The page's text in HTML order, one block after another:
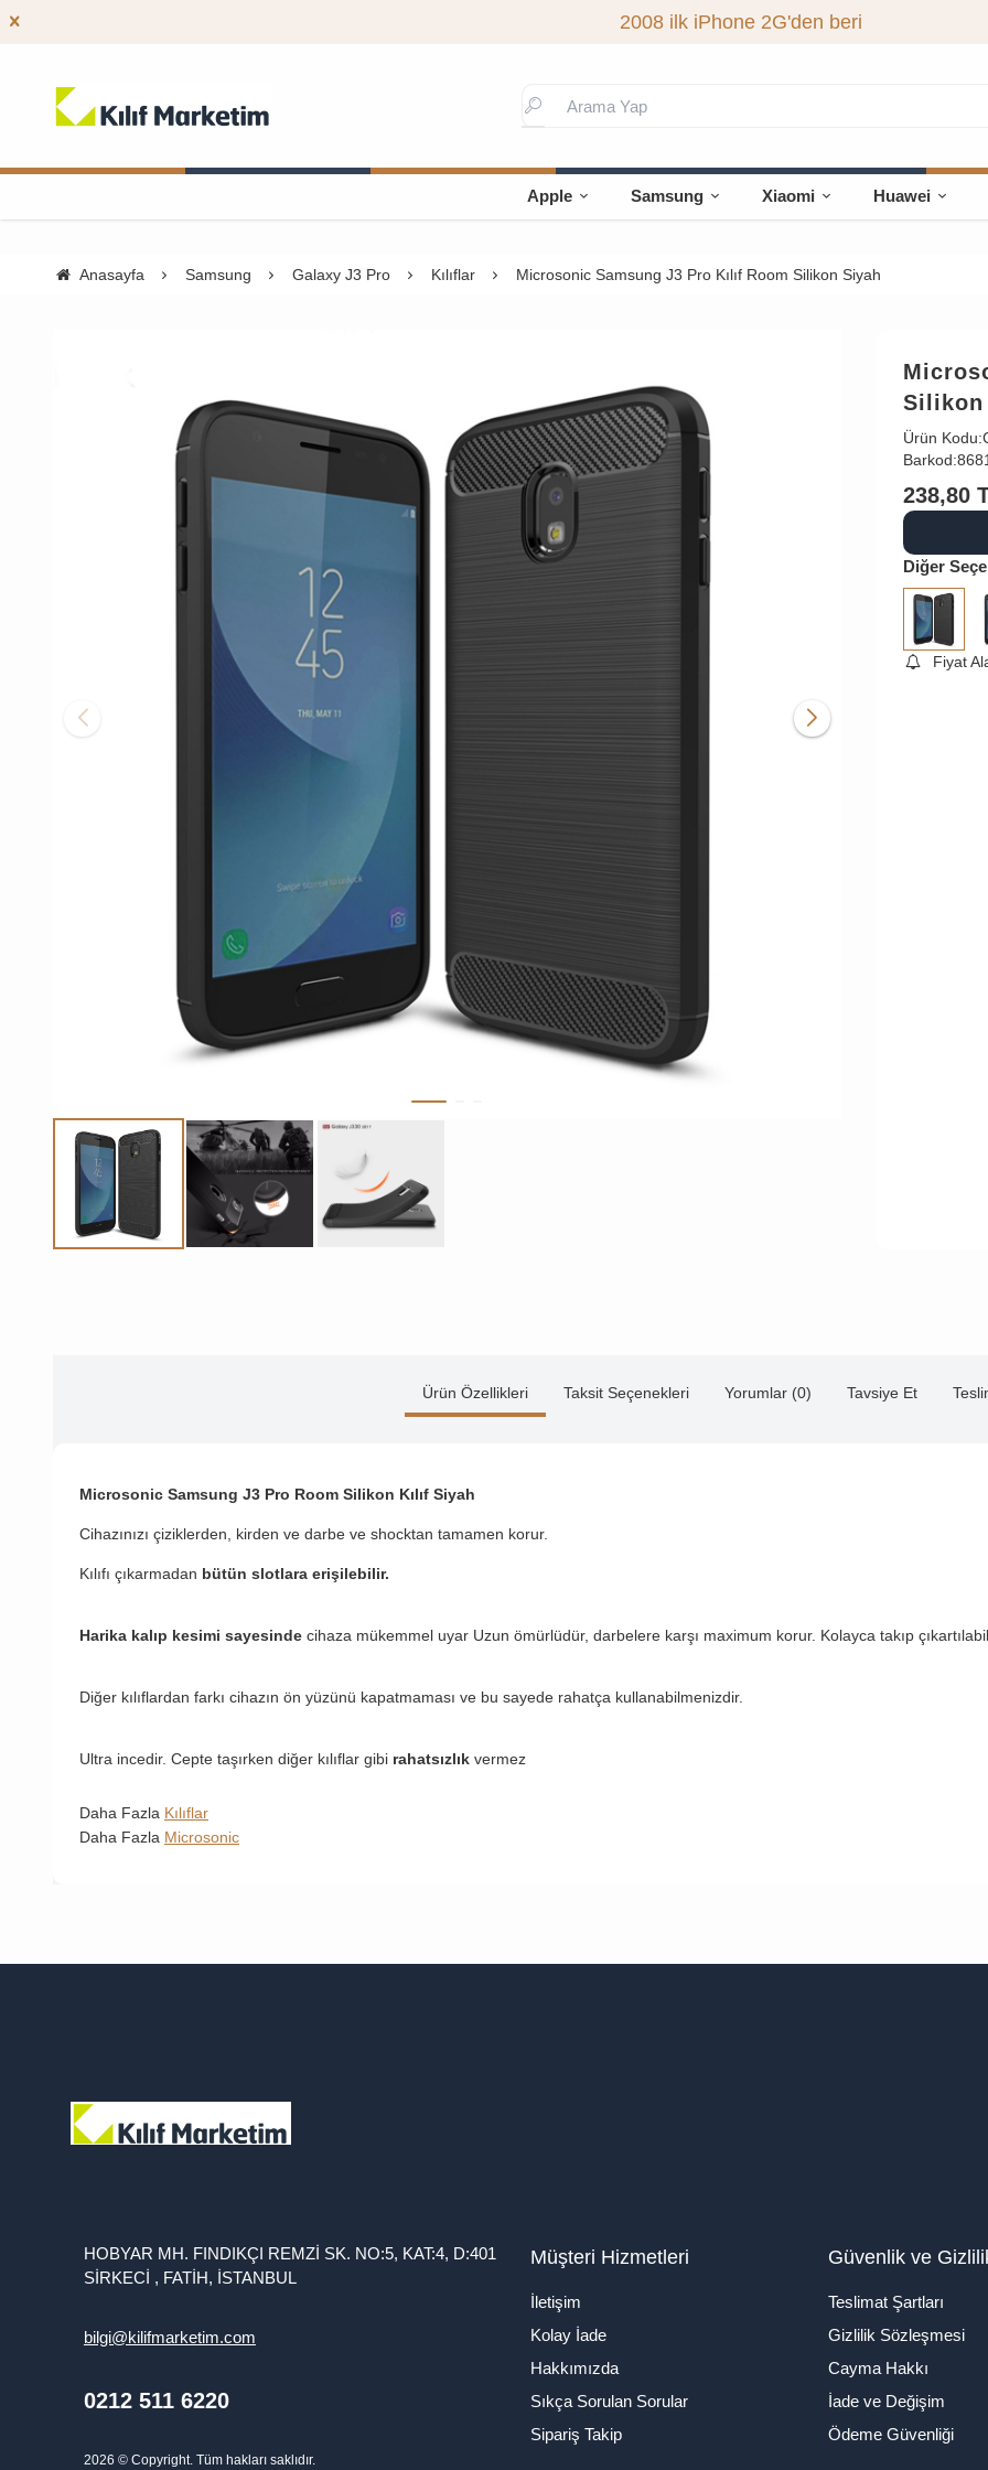
2008 ilk iPhone 2G'den beri
Apple Samsung Xiaomi Huawei
Anasayfa Samsung Galaxy J3 Pro Kılıflar Microsonic Samsung J3 Pro Kılıf Room Silikon Siyah
Silikon
Ürün Kodu:
Barkod:
238,80
Diğer
Fiyat
Ürün Özellikleri Taksit Seçenekleri Yorumlar (0) Tavsiye Et
Microsonic Samsung J3 Pro Room Silikon Kılıf Siyah
Cihazınızı çiziklerden, kirden ve darbe ve shocktan tamamen korur.
Kılıfı çıkarmadan bütün slotlara erişilebilir.
Harika kalıp kesimi sayesinde cihaza mükemmel uyar Uzun ömürlüdür, darbelere karşı maximum korur. Kolayca takıp
Diğer kılıflardan farkı cihazın ön yüzünü kapatmaması ve bu sayede rahatça kullanabilmenizdir.
Ultra incedir. Cepte taşırken diğer kılıflar gibi rahatsızlık vermez
Daha Fazla Kılıflar
Daha Fazla Microsonic
HOBYAR MH. FINDIKÇI REMZİ SK. NO:5, KAT:4, D:401
SİRKECİ , FATİH, İSTANBUL
bilgi@kilifmarketim.com
0212 511 6220
2026 © Copyright. Tüm hakları saklıdır.
Müşteri Hizmetleri
İletişim
Kolay İade
Hakkımızda
Sıkça Sorulan Sorular
Sipariş Takip
Güvenlik ve
Teslimat Şartları
Gizlilik Sözleşmesi
Cayma Hakkı
İade ve Değişim
Ödeme Güvenliği